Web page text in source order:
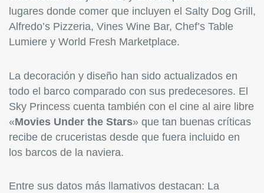
lugares donde comer que incluyen el Salty Dog Grill,
Alfredo’s Pizzeria, Vines Wine Bar, Chef’s Table
Lumiere y World Fresh Marketplace.
La decoración y diseño han sido actualizados en
todo el barco comparado con sus predecesores. El
Sky Princess cuenta también con el cine al aire libre
«Movies Under the Stars» que tan buenas críticas
recibe de cruceristas desde que fuera incluido en
los barcos de la naviera.
Entre sus datos más llamativos destacan: La